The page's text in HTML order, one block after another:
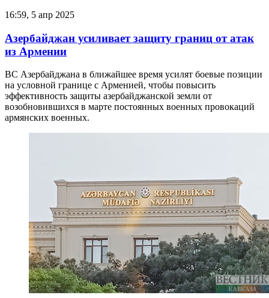
16:59, 5 апр 2025
Азербайджан усиливает защиту границ от атак
из Армении
ВС Азербайджана в ближайшее время усилят боевые позиции
на условной границе с Арменией, чтобы повысить
эффективность защиты азербайджанской земли от
возобновившихся в марте постоянных военных провокаций
армянских военных.